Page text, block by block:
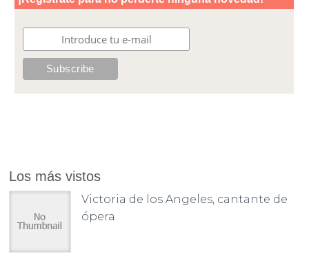
Los más vistos
Victoria de los Angeles, cantante de
ópera